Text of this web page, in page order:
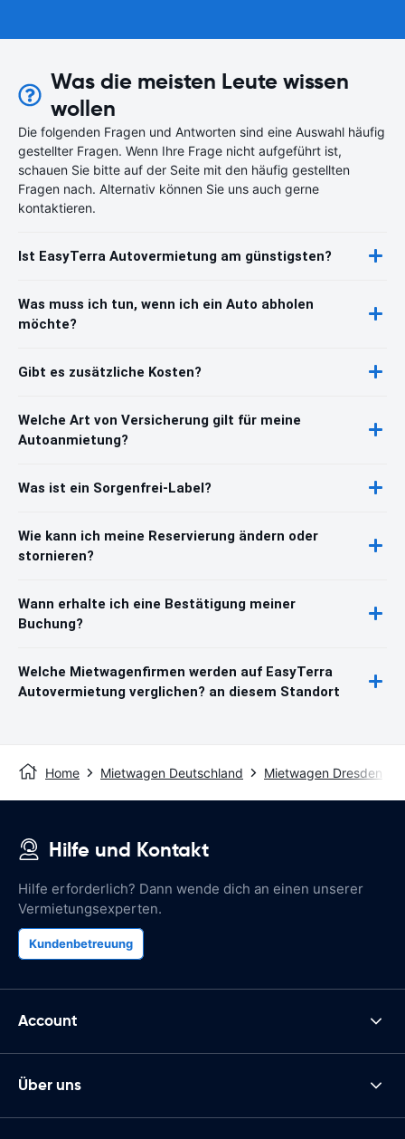
Was die meisten Leute wissen
wollen
Die folgenden Fragen und Antworten sind eine Auswahl häufig
gestellter Fragen. Wenn Ihre Frage nicht aufgeführt ist,
schauen Sie bitte auf der Seite mit den häufig gestellten
Fragen nach. Alternativ können Sie uns auch gerne
kontaktieren.
Ist EasyTerra Autovermietung am günstigsten?
Was muss ich tun, wenn ich ein Auto abholen
möchte?
Gibt es zusätzliche Kosten?
Welche Art von Versicherung gilt für meine
Autoanmietung?
Was ist ein Sorgenfrei-Label?
Wie kann ich meine Reservierung ändern oder
stornieren?
Wann erhalte ich eine Bestätigung meiner
Buchung?
Welche Mietwagenfirmen werden auf EasyTerra
Autovermietung verglichen? an diesem Standort
Home Mietwagen Deutschland Mietwagen Dresden
Hilfe und Kontakt
Hilfe erforderlich? Dann wende dich an einen unserer
Vermietungsexperten.
Kundenbetreuung
Account
Über uns